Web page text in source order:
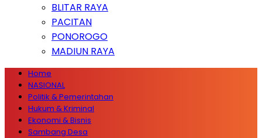
BLITAR RAYA
PACITAN
PONOROGO
MADIUN RAYA
Home
NASIONAL
Politik & Pemerintahan
Hukum & Kriminal
Ekonomi & Bisnis
Sambang Desa